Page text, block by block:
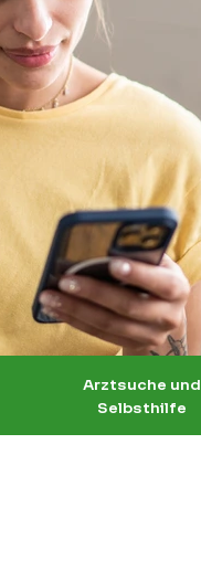
Arztsuche und
Selbsthilfe